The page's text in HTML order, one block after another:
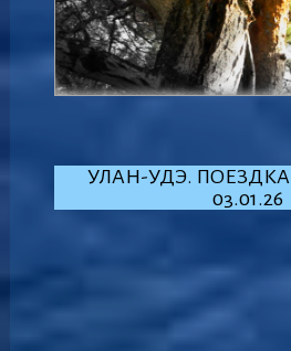
УЛАН-УДЭ.
03.01.26